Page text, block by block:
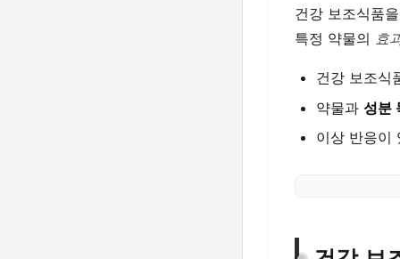
건강 보조식품
특정 약물의 효
건강 보조식
약물과 성분
이상 반응이